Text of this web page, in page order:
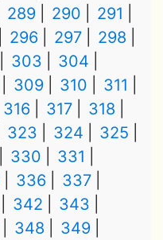
289 290
291
296 297
298
303
304
309 310
311
316 317
318
323 324
325
330
331
336
337
342
343
348
349